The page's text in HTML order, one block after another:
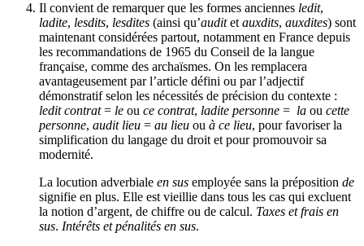
Il convient de remarquer que les formes anciennes ledit,
ladite, lesdits, lesdites (ainsi qu’auditet auxdits, auxdites) sont
maintenant considérées partout, notamment en France depuis
les recommandations de 1965 du Conseil de la langue
française, comme des archaïsmes. On les remplacera
avantageusement par l’article défini ou par l’adjectif
démonstratif selon les nécessités de précision du contexte :
ledit contrat= le ou ce contrat, ladite personne = la ou cette
personne, audit lieu = au lieu ou à ce lieu, pour favoriser la
simplification du langage du droit et pour promouvoir sa
modernité.
La locution adverbiale en sus employée sans la préposition de
signifie en plus. Elle est vieillie dans tous les cas qui excluent
la notion d’argent, de chiffre ou de calcul. Taxes et frais en
sus. Intérêts et pénalités en sus.